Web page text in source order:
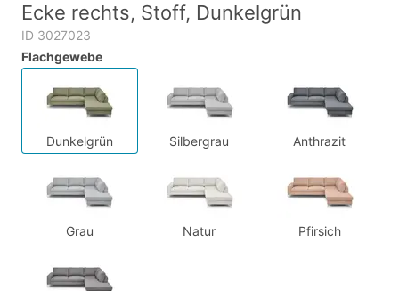
Ecke rechts, Stoff, Dunkelgrün
ID 3027023
Flachgewebe
Dunkelgrün Silbergrau Anthrazit
Grau Natur Pfirsich